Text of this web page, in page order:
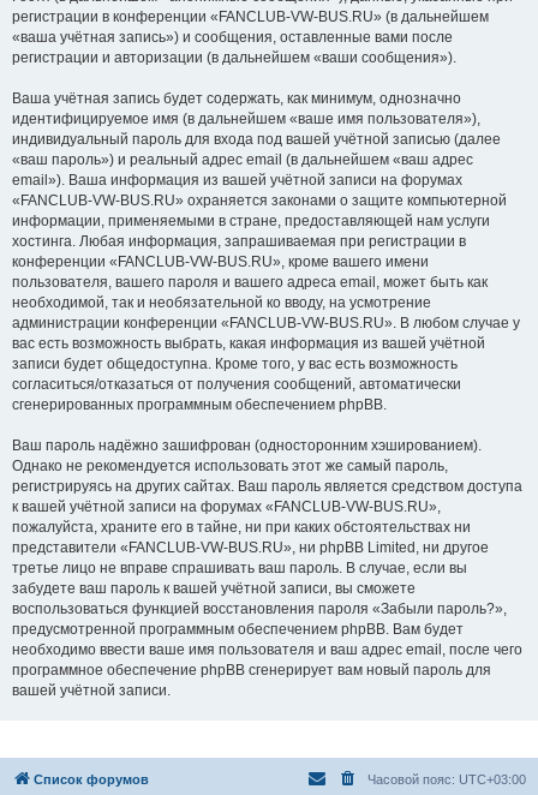
регистрации в конференции «FANCLUB-VW-BUS.RU» (в дальнейшем
«ваша учётная запись») и сообщения, оставленные вами после
регистрации и авторизации (в дальнейшем «ваши сообщения»).
Ваша учётная запись будет содержать, как минимум, однозначно
идентифицируемое имя (в дальнейшем «ваше имя пользователя»),
индивидуальный пароль для входа под вашей учётной записью (далее
«ваш пароль») и реальный адрес email (в дальнейшем «ваш адрес
email»). Ваша информация из вашей учётной записи на форумах
«FANCLUB-VW-BUS.RU» охраняется законами о защите компьютерной
информации, применяемыми в стране, предоставляющей нам услуги
хостинга. Любая информация, запрашиваемая при регистрации в
конференции «FANCLUB-VW-BUS.RU», кроме вашего имени
пользователя, вашего пароля и вашего адреса email, может быть как
необходимой, так и необязательной ко вводу, на усмотрение
администрации конференции «FANCLUB-VW-BUS.RU». В любом случае у
вас есть возможность выбрать, какая информация из вашей учётной
записи будет общедоступна. Кроме того, у вас есть возможность
согласиться/отказаться от получения сообщений, автоматически
сгенерированных программным обеспечением phpBB.
Ваш пароль надёжно зашифрован (односторонним хэшированием).
Однако не рекомендуется использовать этот же самый пароль,
регистрируясь на других сайтах. Ваш пароль является средством доступа
к вашей учётной записи на форумах «FANCLUB-VW-BUS.RU»,
пожалуйста, храните его в тайне, ни при каких обстоятельствах ни
представители «FANCLUB-VW-BUS.RU», ни phpBB Limited, ни другое
третье лицо не вправе спрашивать ваш пароль. В случае, если вы
забудете ваш пароль к вашей учётной записи, вы сможете
воспользоваться функцией восстановления пароля «Забыли пароль?»,
предусмотренной программным обеспечением phpBB. Вам будет
необходимо ввести ваше имя пользователя и ваш адрес email, после чего
программное обеспечение phpBB сгенерирует вам новый пароль для
вашей учётной записи.
Список форумов Часовой пояс: UTC+03:00